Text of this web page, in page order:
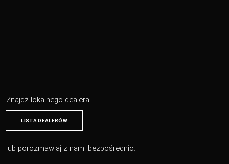
Znajdź lokalnego dealera:
LISTA DEALERÓW
lub porozmawiaj z nami bezpośrednio: